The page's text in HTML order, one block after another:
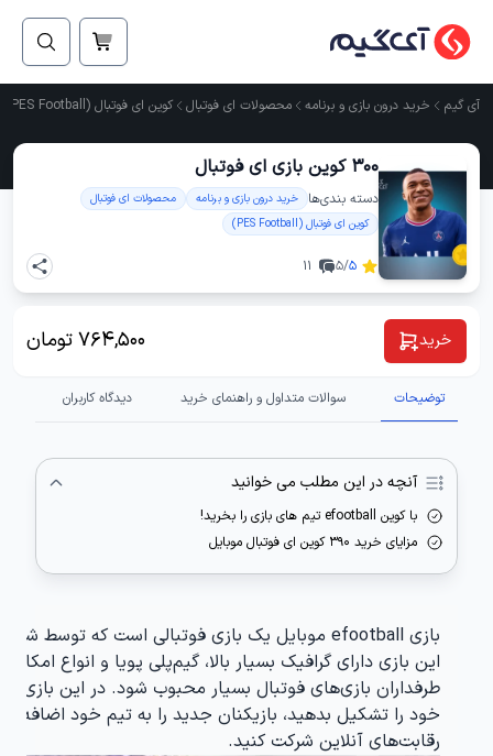
آی گیم خرید درون بازی و برنامه محصولات ای فوتبال کوین ای فوتبال (PES Football)
300 کوین بازی ای فوتبال
دسته ‌بندی‌ها خرید درون بازی و برنامه
محصولات ای فوتبال
کوین ای فوتبال (PES Football)
5
/5
11
خرید 764,500تومان
توضیحات سوالات متداول و راهنمای خرید دیدگاه کاربران
آنچه در این مطلب می خوانید
با کوین efootball تیم های بازی را بخرید!
مزایای خرید 390 کوین ای فوتبال موبایل
این بازی دارای گرافیک بسیار بالا، گیم‌پلی پویا و انواع
طرفداران بازی‌های فوتبال بسیار محبوب شود. در این بازی
خود را تشکیل بدهید، بازیکنان جدید را به تیم خود اضافه
رقابت‌های آنلاین شرکت کنید.